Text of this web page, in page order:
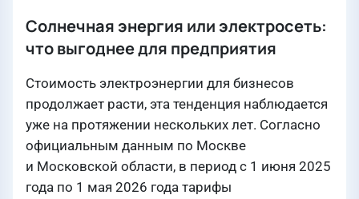
Солнечная энергия или электросеть:
что выгоднее для предприятия
Стоимость электроэнергии для бизнесов
продолжает расти, эта тенденция наблюдается
уже на протяжении нескольких лет. Согласно
официальным данным по Москве
и Московской области, в период с 1 июня 2025
года по 1 мая 2026 года тарифы